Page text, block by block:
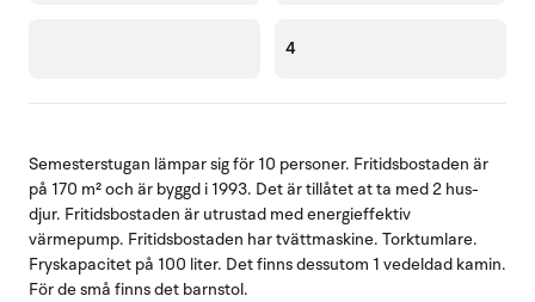
4
Semesterstugan lämpar sig för 10 personer. Fritidsbostaden är
på 170 m² och är byggd i 1993. Det är tillåtet at ta med 2 hus-
djur. Fritidsbostaden är utrustad med energieffektiv
värmepump. Fritidsbostaden har tvättmaskine. Torktumlare.
Fryskapacitet på 100 liter. Det finns dessutom 1 vedeldad kamin.
För de små finns det barnstol.